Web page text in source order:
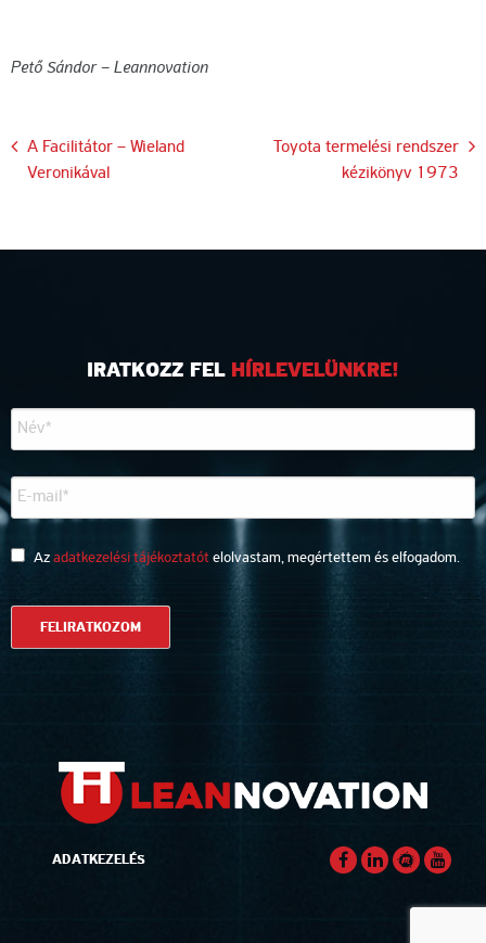
Pető Sándor – Leannovation
Bejegyzés
navigáció
A Facilitátor – Wieland
Veronikával
Toyota termelési rendszer
kézikönyv 1973
IRATKOZZ FEL HÍRLEVELÜNKRE!
Az adatkezelési tájékoztatót elolvastam, megértettem és elfogadom.
ADATKEZELÉS